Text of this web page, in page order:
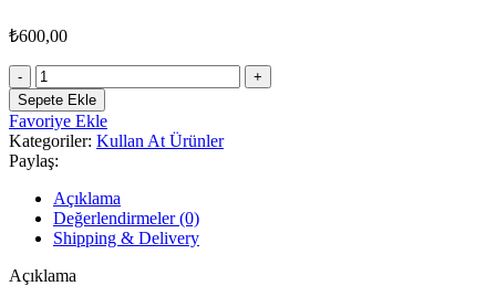
₺600,00
260
cc
Sızdırmaz
Kapaklı
Yuvarlak
Tatlı
Kasesi
-
50
Adet
adet
Sepete Ekle
Favoriye Ekle
Kategoriler: Kullan At Ürünler
Paylaş:
Açıklama
Değerlendirmeler (0)
Shipping & Delivery
Açıklama